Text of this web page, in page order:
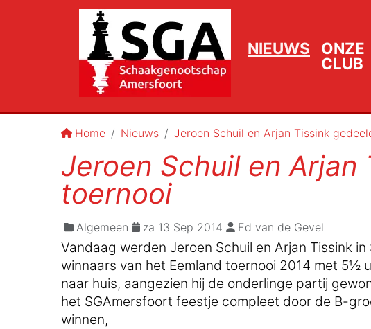
NIEUWS
ONZE
CLUB
Home Nieuws Jeroen Schuil en Arjan Tissink
Jeroen Schuil en
toernooi
Algemeen za 13 Sep 2014 Ed van de Gevel
Vandaag werden Jeroen Schuil en Arjan Tissink
winnaars van het Eemland toernooi 2014 met 5½
naar huis, aangezien hij de onderlinge partij
het SGAmersfoort feestje compleet door de B-
winnen,